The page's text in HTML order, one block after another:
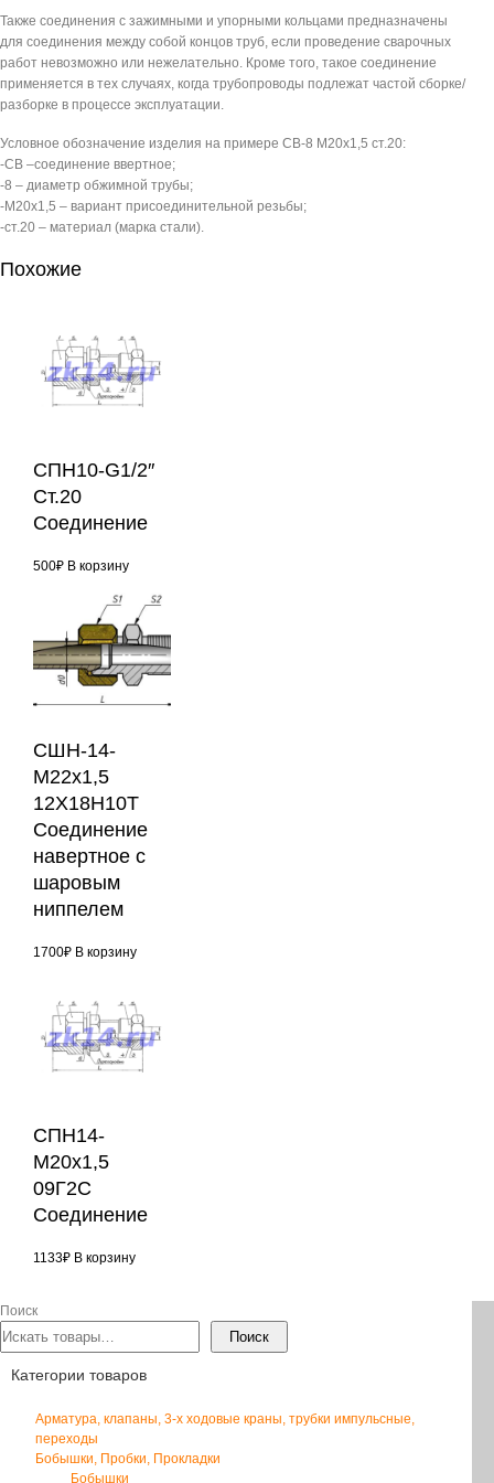
Также соединения с зажимными и упорными кольцами предназначены
для соединения между собой концов труб, если проведение сварочных
работ невозможно или нежелательно. Кроме того, такое соединение
применяется в тех случаях, когда трубопроводы подлежат частой сборке/
разборке в процессе эксплуатации.
Условное обозначение изделия на примере СВ-8 М20х1,5 ст.20:
-СВ –соединение ввертное;
-8 – диаметр обжимной трубы;
-М20х1,5 – вариант присоединительной резьбы;
-ст.20 – материал (марка стали).
Похожие
СПН10-G1/2″
Ст.20
Соединение
500₽ В корзину
СШН-14-
М22х1,5
12Х18Н10Т
Соединение
навертное с
шаровым
ниппелем
1700₽ В корзину
СПН14-
М20х1,5
09Г2С
Соединение
1133₽ В корзину
Поиск
Поиск
Категории товаров
Арматура, клапаны, 3-х ходовые краны, трубки импульсные,
переходы
Бобышки, Пробки, Прокладки
Бобышки